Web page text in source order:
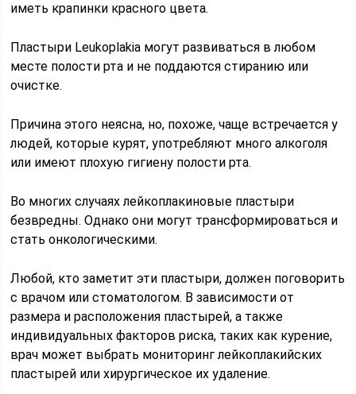
иметь крапинки красного цвета.
Пластыри Leukoplakia могут развиваться в любом
месте полости рта и не поддаются стиранию или
очистке.
Причина этого неясна, но, похоже, чаще встречается у
людей, которые курят, употребляют много алкоголя
или имеют плохую гигиену полости рта.
Во многих случаях лейкоплакиновые пластыри
безвредны. Однако они могут трансформироваться и
стать онкологическими.
Любой, кто заметит эти пластыри, должен поговорить
с врачом или стоматологом. В зависимости от
размера и расположения пластырей, а также
индивидуальных факторов риска, таких как курение,
врач может выбрать мониторинг лейкоплакийских
пластырей или хирургическое их удаление.